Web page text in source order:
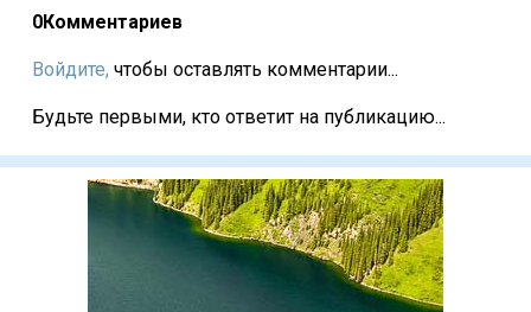
0Комментариев
Войдите, чтобы оставлять комментарии...
Будьте первыми, кто ответит на публикацию...